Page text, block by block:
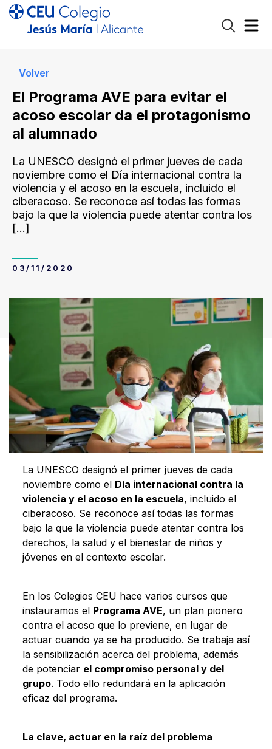
Volver
El Programa AVE para evitar el
acoso escolar da el protagonismo
al alumnado
La UNESCO designó el primer jueves de cada
noviembre como el Día internacional contra la
violencia y el acoso en la escuela, incluido el
ciberacoso. Se reconoce así todas las formas
bajo la que la violencia puede atentar contra los
[…]
03/11/2020
La UNESCO designó el primer jueves de cada
noviembre como el Día internacional contra la
violencia y el acoso en la escuela, incluido el
ciberacoso. Se reconoce así todas las formas
bajo la que la violencia puede atentar contra los
derechos, la salud y el bienestar de niños y
jóvenes en el contexto escolar.
En los Colegios CEU hace varios cursos que
instauramos el Programa AVE, un plan pionero
contra el acoso que lo previene, en lugar de
actuar cuando ya se ha producido. Se trabaja así
la sensibilización acerca del problema, además
de potenciar el compromiso personal y del
grupo. Todo ello redundará en la aplicación
eficaz del programa.
La clave, actuar en la raíz del problema